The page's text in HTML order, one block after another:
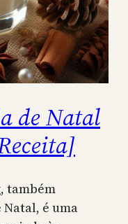
de Natal
também
Natal, é uma